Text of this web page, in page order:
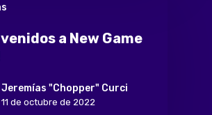
a New Game
Jeremías "Chopper" Curci
11 de octubre de 2022